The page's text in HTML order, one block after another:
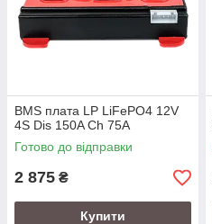
BMS плата LP LiFePO4 12V
4S Dis 150A Ch 75A
Готово до відправки
2 875 ₴
Купити